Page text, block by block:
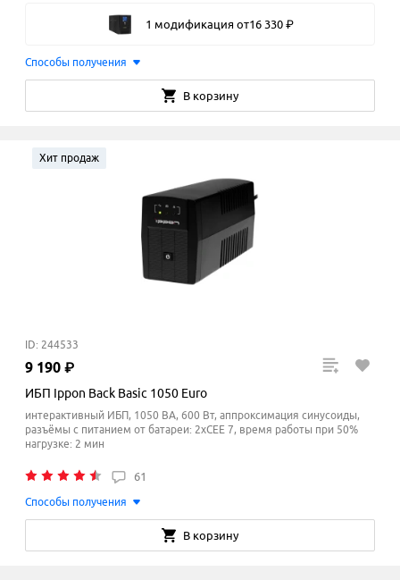
1 модификация от16 330 ₽
Способы получения
В корзину
Хит продаж
ID: 244533
9 190 ₽
ИБП Ippon Back Basic 1050 Euro
интерактивный ИБП, 1050 ВА, 600 Вт, аппроксимация синусоиды,
разъёмы с питанием от батареи: 2xCEE 7, время работы при 50%
нагрузке: 2 мин
61
Способы получения
В корзину